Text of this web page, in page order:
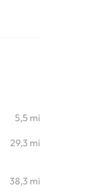
5,5 mi
29,3 mi
38,3 mi